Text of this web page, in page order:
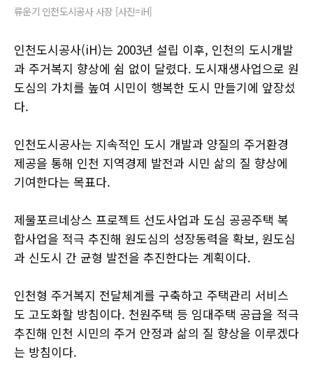
류운기 인천도시공사 사장 [사진=iH]
인천도시공사(iH)는 2003년 설립 이후, 인천의 도시개발
과 주거복지 향상에 쉼 없이 달렸다. 도시재생사업으로 원
도심의 가치를 높여 시민이 행복한 도시 만들기에 앞장섰
다.
인천도시공사는 지속적인 도시 개발과 양질의 주거환경
제공을 통해 인천 지역경제 발전과 시민 삶의 질 향상에
기여한다는 목표다.
제물포르네상스 프로젝트 선도사업과 도심 공공주택 복
합사업을 적극 추진해 원도심의 성장동력을 확보, 원도심
과 신도시 간 균형 발전을 추진한다는 계획이다.
인천형 주거복지 전달체계를 구축하고 주택관리 서비스
도 고도화할 방침이다. 천원주택 등 임대주택 공급을 적극
추진해 인천 시민의 주거 안정과 삶의 질 향상을 이루겠다
는 방침이다.